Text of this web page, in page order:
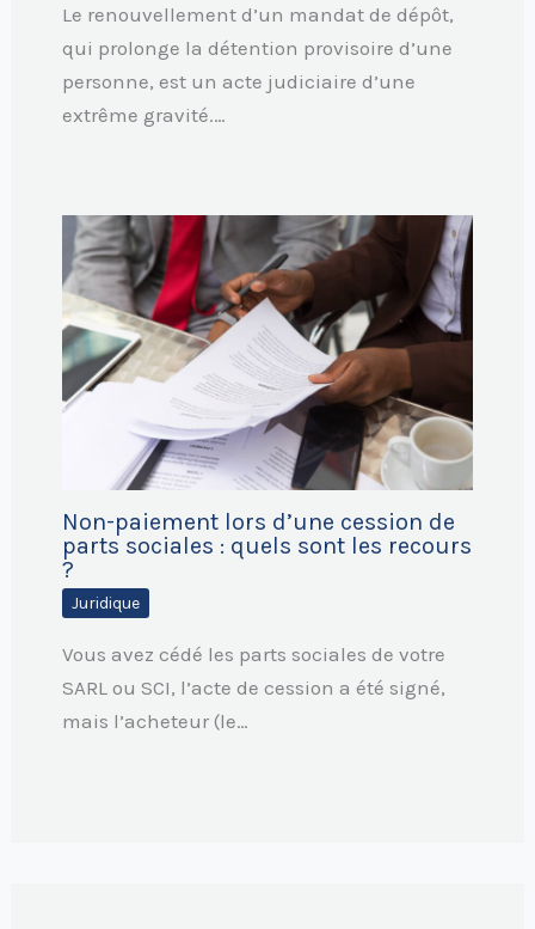
Le renouvellement d’un mandat de dépôt,
qui prolonge la détention provisoire d’une
personne, est un acte judiciaire d’une
extrême gravité.…
Non-paiement lors d’une cession de
parts sociales : quels sont les recours
?
Juridique
Vous avez cédé les parts sociales de votre
SARL ou SCI, l’acte de cession a été signé,
mais l’acheteur (le…